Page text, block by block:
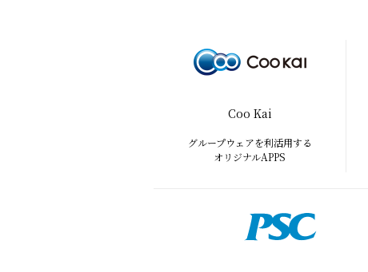
Coo Kai
グループウェアを利活用する
オリジナルAPPS